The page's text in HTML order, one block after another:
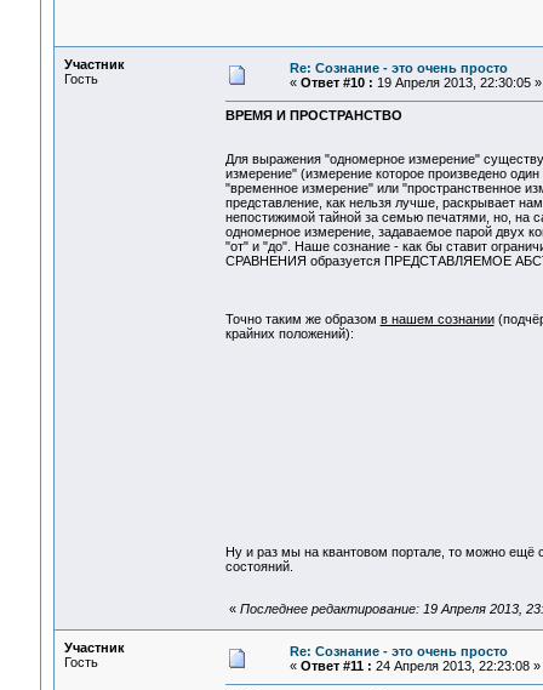
Участник
Гость
Re: Сознание - это очень просто
« Ответ #10 : 19 Апреля 2013, 22:30:05 »
ВРЕМЯ И ПРОСТРАНСТВО
Для выражения "одномерное измерение"
измерение" (измерение которое произведено
"временное измерение" или "пространственное
представление, как нельзя лучше, раскрывает
непостижимой тайной за семью печатями, но, на
одномерное измерение, задаваемое парой двух
"от" и "до". Наше сознание - как бы ставит
СРАВНЕНИЯ образуется ПРЕДСТАВЛЯЕМОЕ
Точно таким же образом в нашем сознании
крайних положений):
Ну и раз мы на квантовом портале, то можно ещё
состояний.
« Последнее редактирование: 19 Апреля 2013,
Участник
Гость
Re: Сознание - это очень просто
« Ответ #11 : 24 Апреля 2013, 22:23:08 »